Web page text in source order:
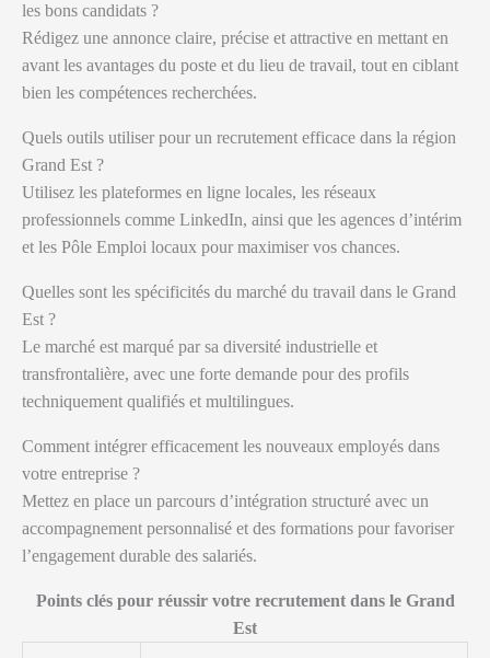
les bons candidats ?
Rédigez une annonce claire, précise et attractive en mettant en
avant les avantages du poste et du lieu de travail, tout en ciblant
bien les compétences recherchées.
Quels outils utiliser pour un recrutement efficace dans la région
Grand Est ?
Utilisez les plateformes en ligne locales, les réseaux
professionnels comme LinkedIn, ainsi que les agences d’intérim
et les Pôle Emploi locaux pour maximiser vos chances.
Quelles sont les spécificités du marché du travail dans le Grand
Est ?
Le marché est marqué par sa diversité industrielle et
transfrontalière, avec une forte demande pour des profils
techniquement qualifiés et multilingues.
Comment intégrer efficacement les nouveaux employés dans
votre entreprise ?
Mettez en place un parcours d’intégration structuré avec un
accompagnement personnalisé et des formations pour favoriser
l’engagement durable des salariés.
Points clés pour réussir votre recrutement dans le Grand
Est